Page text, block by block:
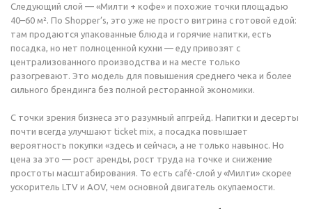
Следующий слой — «Милти + кофе» и похожие точки площадью
40–60 м². По Shopper’s, это уже не просто витрина с готовой едой:
там продаются упакованные блюда и горячие напитки, есть
посадка, но нет полноценной кухни — еду привозят с
централизованного производства и на месте только
разогревают. Это модель для повышения среднего чека и более
сильного брендинга без полной ресторанной экономики.
С точки зрения бизнеса это разумный апгрейд. Напитки и десерты
почти всегда улучшают ticket mix, а посадка повышает
вероятность покупки «здесь и сейчас», а не только навынос. Но
цена за это — рост аренды, рост труда на точке и снижение
простоты масштабирования. То есть café-слой у «Милти» скорее
ускоритель LTV и AOV, чем основной двигатель окупаемости.